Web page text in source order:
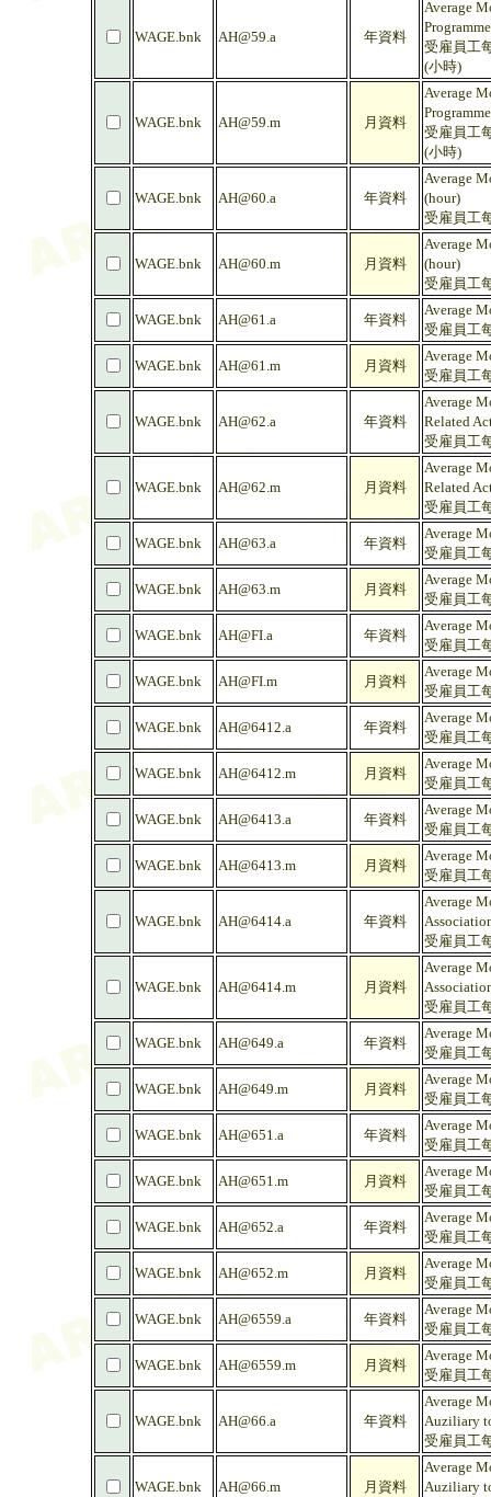
WAGE.bnk AH@59.a 年資料
Average
受雇員工
(小時)
WAGE.bnk AH@59.m 月資料
Average
受雇員工
(小時)
WAGE.bnk AH@60.a 年資料
Average
(hour)
受雇員工
WAGE.bnk AH@60.m 月資料
Average
(hour)
受雇員工
WAGE.bnk AH@61.a 年資料
Average
受雇員工
WAGE.bnk AH@61.m 月資料
Average
受雇員工
WAGE.bnk AH@62.a 年資料
Average
Related
受雇員工
WAGE.bnk AH@62.m 月資料
Average
Related
受雇員工
WAGE.bnk AH@63.a 年資料
Average
受雇員工
WAGE.bnk AH@63.m 月資料
Average
受雇員工
WAGE.bnk AH@FI.a 年資料
Average
受雇員工
WAGE.bnk AH@FI.m 月資料
Average
受雇員工
WAGE.bnk AH@6412.a 年資料
Average
受雇員工
WAGE.bnk AH@6412.m 月資料
Average
受雇員工
WAGE.bnk AH@6413.a 年資料
Average
受雇員工
WAGE.bnk AH@6413.m 月資料
Average
受雇員工
WAGE.bnk AH@6414.a 年資料
Average
受雇員工
WAGE.bnk AH@6414.m 月資料
Average
受雇員工
WAGE.bnk AH@649.a 年資料
Average
受雇員工
WAGE.bnk AH@649.m 月資料
Average
受雇員工
WAGE.bnk AH@651.a 年資料
Average
受雇員工
WAGE.bnk AH@651.m 月資料
Average
受雇員工
WAGE.bnk AH@652.a 年資料
Average
受雇員工
WAGE.bnk AH@652.m 月資料
Average
受雇員工
WAGE.bnk AH@6559.a 年資料
Average
受雇員工
WAGE.bnk AH@6559.m 月資料
Average
受雇員工
WAGE.bnk AH@66.a 年資料
Average
Auziliary
受雇員工
WAGE.bnk AH@66.m 月資料
Average
Auziliary